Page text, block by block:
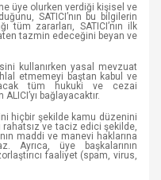
üye olurken verdiği kişisel ve
SATICI’nın bu bilgilerin
tüm zararları, SATICI’nın ilk
tazmin edeceğini beyan ve
kullanırken yasal mevzuat
etmemeyi baştan kabul ve
tüm hukuki ve cezai
bağlayacaktır.
hiçbir şekilde kamu düzenini
rahatsız ve taciz edici şekilde,
maddi ve manevi haklarına
Ayrıca, üye başkalarının
faaliyet (spam, virus,